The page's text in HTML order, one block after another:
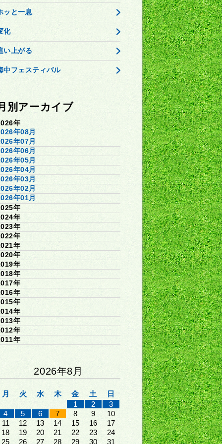
ッと一息
化
い上がる
中フェスティバル
別アーカイブ
年
年08月
年07月
年06月
年05月
年04月
年03月
年02月
年01月
年
年
年
年
年
年
年
年
年
年
年
年
年
年
年
2026年8月
月 火 水 木 金 土
日
1
2
3
4
5 6 7 8 9
10
11
12 13 14 15 16
17
18
19 20 21 22 23
24
25
26 27 28 29 30 31